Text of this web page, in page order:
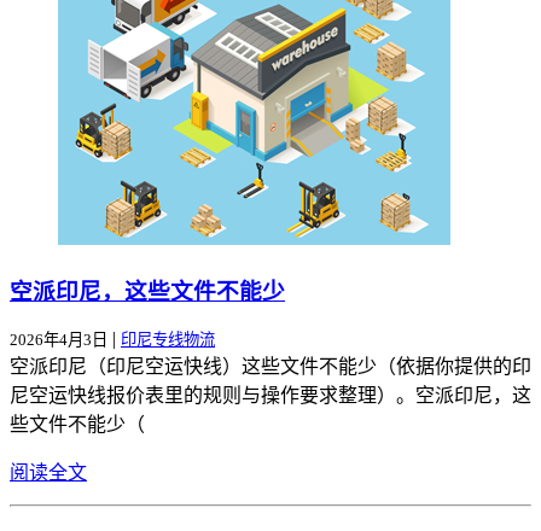
空派印尼，这些文件不能少
2026年4月3日 | 印尼专线物流
空派印尼（印尼空运快线）这些文件不能少（依据你提供的印
尼空运快线报价表里的规则与操作要求整理）。空派印尼，这
些文件不能少（
阅读全文